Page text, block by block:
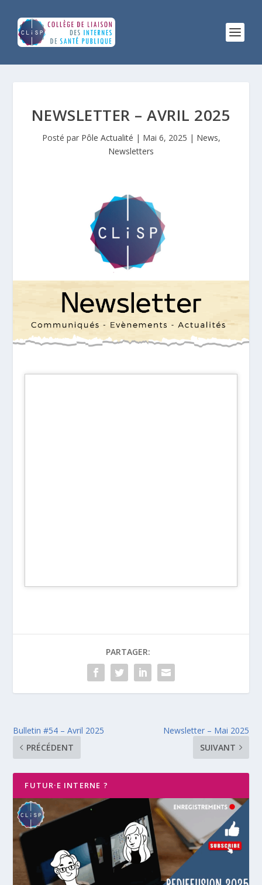
NEWSLETTER – AVRIL 2025
Posté par Pôle Actualité | Mai 6, 2025 | News,
Newsletters
PARTAGER:
Bulletin #54 – Avril 2025
PRÉCÉDENT
Newsletter – Mai 2025
SUIVANT
FUTUR·E INTERNE ?